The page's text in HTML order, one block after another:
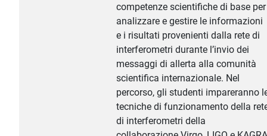
competenze scientifiche di base per
analizzare e gestire le informazioni
e i risultati provenienti dalla rete di
interferometri durante l’invio dei
messaggi di allerta alla comunità
scientifica internazionale. Nel
percorso, gli studenti impareranno
tecniche di funzionamento della
di interferometri della